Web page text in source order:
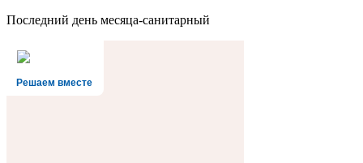
Последний день месяца-санитарный
Решаем вместе